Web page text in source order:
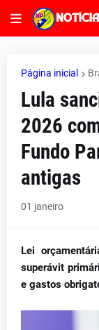
Página inicial
Lula
2026
Fundo
antigas
01 janeiro
Lei
superávit
e gastos